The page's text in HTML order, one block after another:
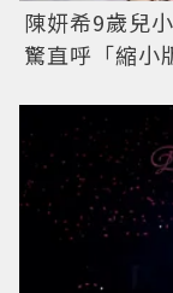
陳妍希9歲兒
驚直呼「縮小